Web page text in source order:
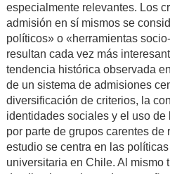
especialmente relevantes. Los
admisión en sí mismos se
políticos» o «herramientas
resultan cada vez más
tendencia histórica observada
de un sistema de admisiones
diversificación de criterios, la
identidades sociales y el uso
por parte de grupos carentes de
estudio se centra en las
universitaria en Chile. Al mismo